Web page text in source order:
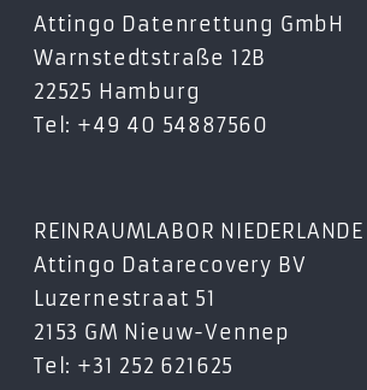
Attingo Datenrettung GmbH
Warnstedtstraße 12B
22525 Hamburg
Tel: +49 40 54887560
REINRAUMLABOR NIEDERLANDE
Attingo Datarecovery BV
Luzernestraat 51
2153 GM Nieuw-Vennep
Tel: +31 252 621625